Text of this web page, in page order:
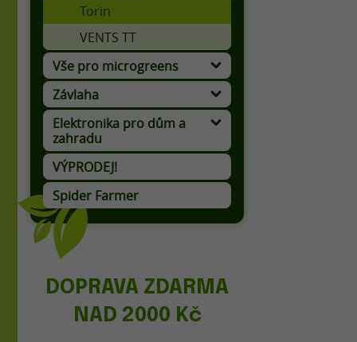
Torin
VENTS TT
Vše pro microgreens
Závlaha
Elektronika pro dům a
zahradu
VÝPRODEJ!
Spider Farmer
DOPRAVA ZDARMA
NAD 2000 Kč